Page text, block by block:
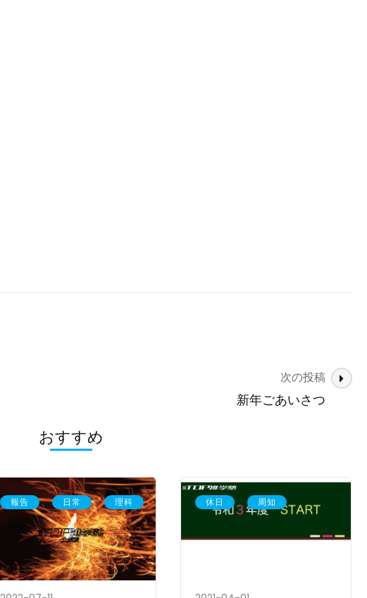
次の投稿
新年ごあいさつ
おすすめ
報告 、 日常 、 理科 休日 、 周知